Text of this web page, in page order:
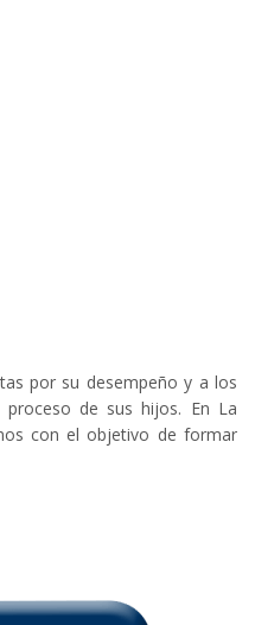
por su desempeño y a los
de sus hijos. En La
con el objetivo de formar